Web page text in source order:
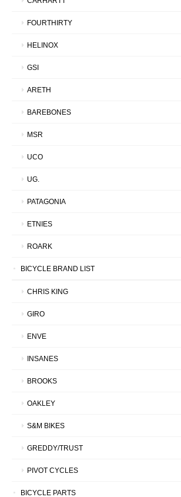
FOURTHIRTY
HELINOX
GSI
ARETH
BAREBONES
MSR
UCO
UG.
PATAGONIA
ETNIES
ROARK
BICYCLE BRAND LIST
CHRIS KING
GIRO
ENVE
INSANES
BROOKS
OAKLEY
S&M BIKES
GREDDY/TRUST
PIVOT CYCLES
BICYCLE PARTS